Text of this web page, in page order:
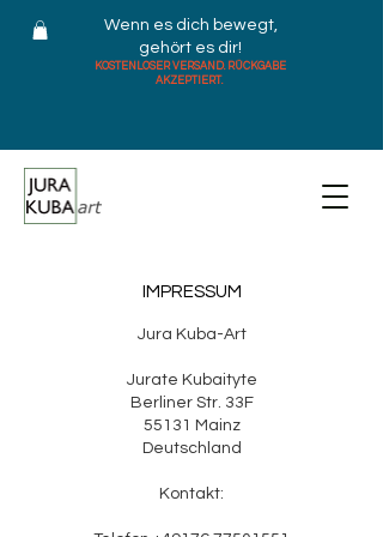
Wenn es dich bewegt,
gehört es dir!
KOSTENLOSER VERSAND. RÜCKGABE
AKZEPTIERT.
IMPRESSUM
Jura Kuba-Art
Jurate Kubaityte
Berliner Str. 33F
55131 Mainz
Deutschland
Kontakt: